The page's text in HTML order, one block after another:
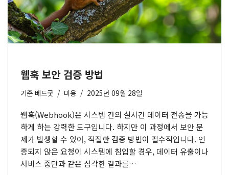
웹훅 보안 검증 방법
기준 베드굿 미용 2025년 09월 28일
웹훅(Webhook)은 시스템 간의 실시간 데이터 전송을 가능
하게 하는 강력한 도구입니다. 하지만 이 과정에서 보안 문
제가 발생할 수 있어, 적절한 검증 방법이 필수적입니다. 인
증되지 않은 요청이 시스템에 침입할 경우, 데이터 유출이나
서비스 중단과 같은 심각한 결과를…